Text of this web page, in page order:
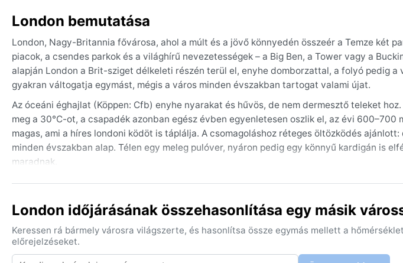
London bemutatása
London, Nagy-Britannia fővárosa, ahol a múlt és a jövő könnyedén összeér a Temze két
piacok, a csendes parkok és a világhírű nevezetességek – a Big Ben, a Tower vagy a
alapján London a Brit-sziget délkeleti részén terül el, enyhe domborzattal, a folyó pedig a
gyakran váltogatja egymást, mégis a város minden évszakban tartogat valami újat.
Az óceáni éghajlat (Köppen: Cfb) enyhe nyarakat és hűvös, de nem dermesztő teleket
meg a 30°C-ot, a csapadék azonban egész évben egyenletesen oszlik el, az évi 600–700
magas, ami a híres londoni ködöt is táplálja. A csomagoláshoz réteges öltözködés
minden évszakban alap. Télen egy meleg pulóver, nyáron pedig egy könnyű kardigán is
maradnak.
A legjobb időszak az utazásra májustól szeptemberig tart, amikor a legtöbb a napsütés
mindig beborítja a várost. Nagy viharok, hurrikánok nem jellemzőek, de egy-egy hirtelen
utazót. A klíma kiszámíthatóan enyhe, csupán a reggeli párára és a hirtelen
London időjárásának összehasonlítása egy másik
Keressen rá bármely városra világszerte, és hasonlítsa össze egymás mellett a
előrejelzéseket.